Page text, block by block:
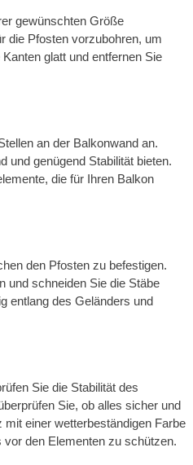
gewünschten Größe
die Pfosten vorzubohren, um
glatt und entfernen Sie
an der Balkonwand an.
und genügend Stabilität bieten.
die für Ihren Balkon
den Pfosten zu befestigen.
und schneiden Sie die Stäbe
entlang des Geländers und
Sie die Stabilität des
Sie, ob alles sicher und
einer wetterbeständigen Farbe
den Elementen zu schützen.